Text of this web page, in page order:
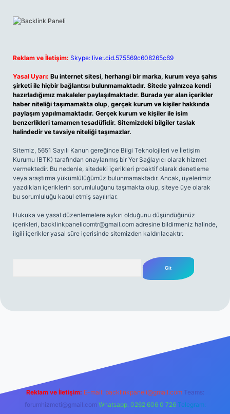
Reklam ve İletişim: Skype: live:.cid.575569c608265c69
Yasal Uyarı: Bu internet sitesi, herhangi bir marka, kurum veya şahıs
şirketi ile hiçbir bağlantısı bulunmamaktadır. Sitede yalnızca kendi
hazırladığımız makaleler paylaşılmaktadır. Burada yer alan içerikler
haber niteliği taşımamakta olup, gerçek kurum ve kişiler hakkında
paylaşım yapılmamaktadır. Gerçek kurum ve kişiler ile isim
benzerlikleri tamamen tesadüfidir. Sitemizdeki bilgiler taslak
halindedir ve tavsiye niteliği taşımazlar.
Sitemiz, 5651 Sayılı Kanun gereğince Bilgi Teknolojileri ve İletişim
Kurumu (BTK) tarafından onaylanmış bir Yer Sağlayıcı olarak hizmet
vermektedir. Bu nedenle, sitedeki içerikleri proaktif olarak denetleme
veya araştırma yükümlülüğümüz bulunmamaktadır. Ancak, üyelerimiz
yazdıkları içeriklerin sorumluluğunu taşımakta olup, siteye üye olarak
bu sorumluluğu kabul etmiş sayılırlar.
Hukuka ve yasal düzenlemelere aykırı olduğunu düşündüğünüz
içerikleri, backlinkpanelicomtr@gmail.com adresine bildirmeniz halinde,
ilgili içerikler yasal süre içerisinde sitemizden kaldırılacaktır.
Reklam ve İletişim: E-mail: backlinkpaneli@gmail.com Teams:
forumhizmeti@gmail.com Whatsapp: 0262 606 0 726 Telegram: